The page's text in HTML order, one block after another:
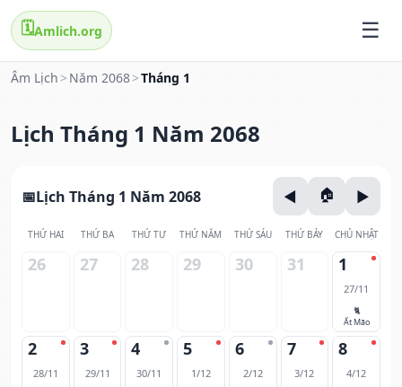
🗓️Amlich.org
Âm Lịch > Năm 2068>Tháng 1
Lịch Tháng 1 Năm 2068
Lịch Tháng 1 Năm 2068
THỨ HAI THỨ BA THỨ TƯ THỨ NĂM THỨ SÁU THỨ BẢY CHỦ NHẬT
26 27 28 29 30 31 1
27/11
🐈
Ất Mão
2
28/11
3
29/11
4
30/11
5
1/12
6
2/12
7
3/12
8
4/12